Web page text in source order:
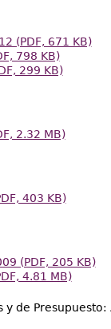
(PDF, 671 KB)
798 KB)
299 KB)
2.32 MB)
403 KB)
(PDF, 205 KB)
4.81 MB)
de